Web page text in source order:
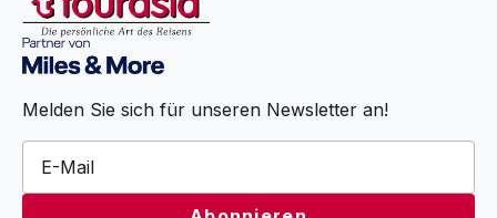
Melden Sie sich für unseren Newsletter an!